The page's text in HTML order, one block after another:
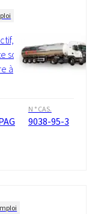
un
sous
à
N ° CAS.
9038-95-3